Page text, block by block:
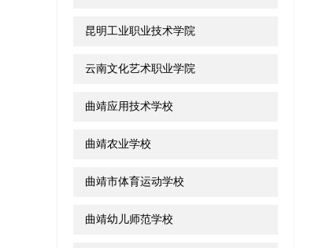
昆明工业职业技术学院
云南文化艺术职业学院
曲靖应用技术学校
曲靖农业学校
曲靖市体育运动学校
曲靖幼儿师范学校